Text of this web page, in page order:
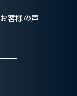
お客様の声